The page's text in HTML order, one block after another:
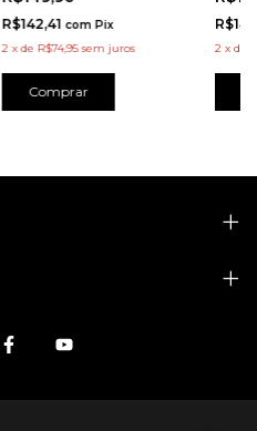
R$142,41 com Pix
2 xde R$74,95 sem juros
Comprar
2 x de